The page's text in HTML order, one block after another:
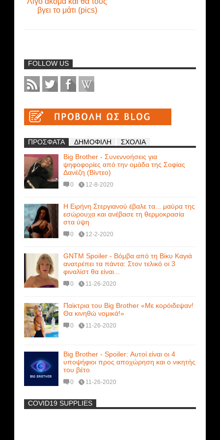
βγει το μάτι (pics)
FOLLOW US
ΠΡΟΣΦΑΤΑ ΔΗΜΟΦΙΛΗ
ΣΧΟΛΙΑ
Big Brother - Συνεννοήσεις για
ψηφοφορίες από την ομάδα της Σοφίας
Δανέζη (Βίντεο)
0 12-8-2020
Η Ειρήνη Στεργιανού έβαλε τα... μαύρα της
εσώρουχα και ανέβασε τη θερμοκρασία
στα ύψη
0 12-2-2020
GNTM Spoiler - Βόμβα από τη Βίκυ Καγιά
ανατρέπει τα πάντα: Στον τελικό οι 3
φιναλίστ θα είναι...
0 11-26-2020
Παίκτρια του Big Brother «Με κορόιδεψαν!
Θα κινηθώ νομικά!»
0 11-26-2020
Big Brother - Spoiler: Αυτοί είναι οι 4
υποψήφιοι προς αποχώρηση και ο νικητής
του βέτο
0 11-26-2020
-
COVID19 SUPPLIES